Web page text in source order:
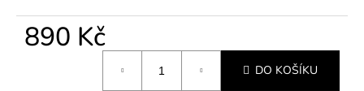
890 Kč
DO KOŠÍKU